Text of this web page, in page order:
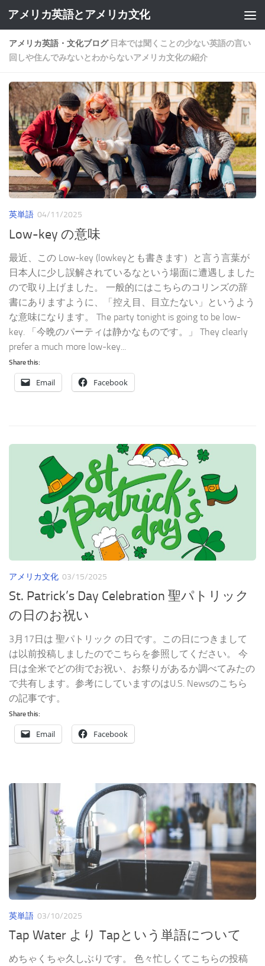
Skip to content
アメリカ英語とアメリカ文化
アメリカ英語・文化ブログ 日本では聞くことの少ない英語の言い
回しや住んでみないとわからないアメリカ文化の紹介
英単語 04/11/2025
Low-key の意味
最近、この Low-key (lowkeyとも書きます）と言う言葉が
日本人に少し誤解されているなという場面に遭遇しました
ので取り上げました。 一般的にはこちらのコリンズの辞
書にありますように、「控え目、目立たない」というよう
な意味になります。 The party tonight is going to be low-
key. 「今晩のパーティは静かなものです。」 They clearly
prefer a much more low-key...
Share this:
Email Facebook
アメリカ文化 03/15/2025
St. Patrick’s Day Celebration 聖パトリック
の日のお祝い
3月17日は 聖パトリック の日です。この日につきまして
は以前投稿しましたのでこちらを参照してください。 今
日は全米でどの街でお祝い、お祭りがあるか調べてみたの
で共有します。参考にしていますのはU.S. Newsのこちら
の記事です。
Share this:
Email Facebook
英単語 03/10/2025
Tap Water より Tapという単語について
めちゃくちゃ久しぶりです。 色々忙しくてこちらの投稿